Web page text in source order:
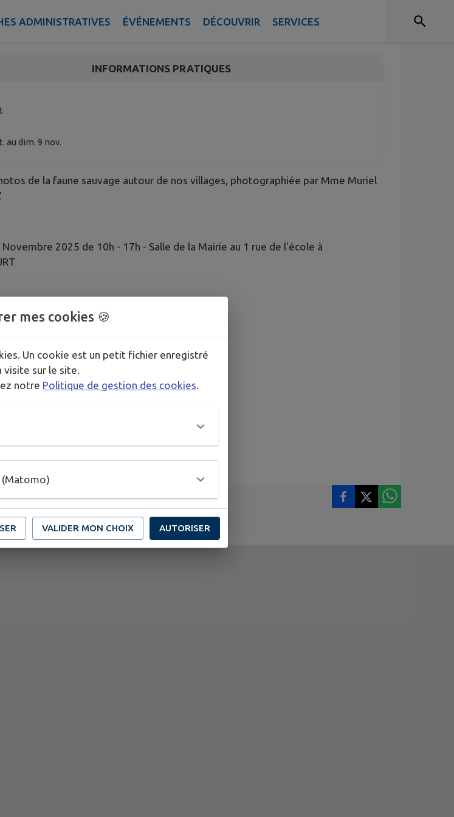
ADMINISTRATIVES ÉVÉNEMENTS DÉCOUVRIR SERVICES
INFORMATIONS PRATIQUES
au dim. 9 nov.
de la faune sauvage autour de nos villages, photographiée par Mme Muriel
Novembre 2025 de 10h - 17h - Salle de la Mairie au 1 rue de l'école à
mes cookies 🍪
Un cookie est un petit fichier enregistré
sur le site.
notre Politique de gestion des cookies
(Matomo)
VALIDER MON CHOIX AUTORISER